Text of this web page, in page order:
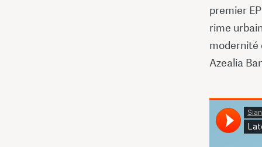
premier
rime
modernité
Azealia